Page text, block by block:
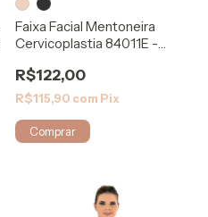
Faixa Facial Mentoneira
Cervicoplastia 84011E -
R$122,00
R$115,90 com Pix
Comprar